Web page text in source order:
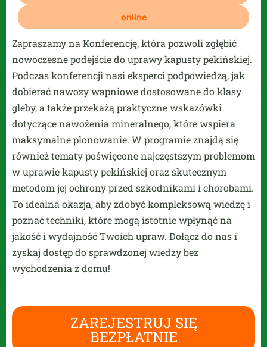
online
Zapraszamy na Konferencję, która pozwoli zgłębić
nowoczesne podejście do uprawy kapusty pekińskiej.
Podczas konferencji nasi eksperci podpowiedzą, jak
dobierać nawozy wapniowe dostosowane do klasy
gleby, a także przekażą praktyczne wskazówki
dotyczące nawożenia mineralnego, które wspiera
maksymalne plonowanie. W programie znajdą się
również tematy poświęcone najczęstszym problemom
w uprawie kapusty pekińskiej oraz skutecznym
metodom jej ochrony przed szkodnikami i chorobami.
To idealna okazja, aby zdobyć kompleksową wiedzę i
poznać techniki, które mogą istotnie wpłynąć na
jakość i wydajność Twoich upraw. Dołącz do nas i
zyskaj dostęp do sprawdzonej wiedzy bez
wychodzenia z domu!
ZAREJESTRUJ SIĘ
BEZPŁATNIE